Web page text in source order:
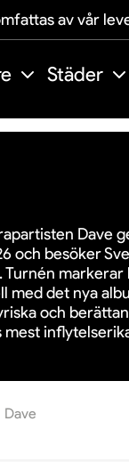
av vår
Städer
Dave
och besöker
Turnén
med det nya
och
mest
Dave